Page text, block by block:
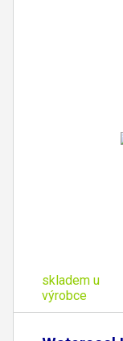
skladem u
výrobce